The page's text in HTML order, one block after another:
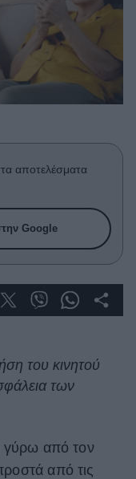
αποτελέσματα
Google
του κινητού
των
γύρω από τον
από τις